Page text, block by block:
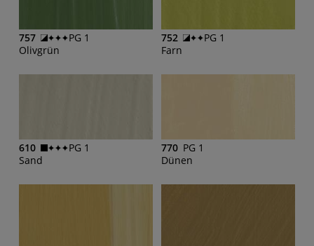
757
PG 1
Olivgrün
752
PG 1
Farn
610
PG 1
Sand
770 PG 1
Dünen